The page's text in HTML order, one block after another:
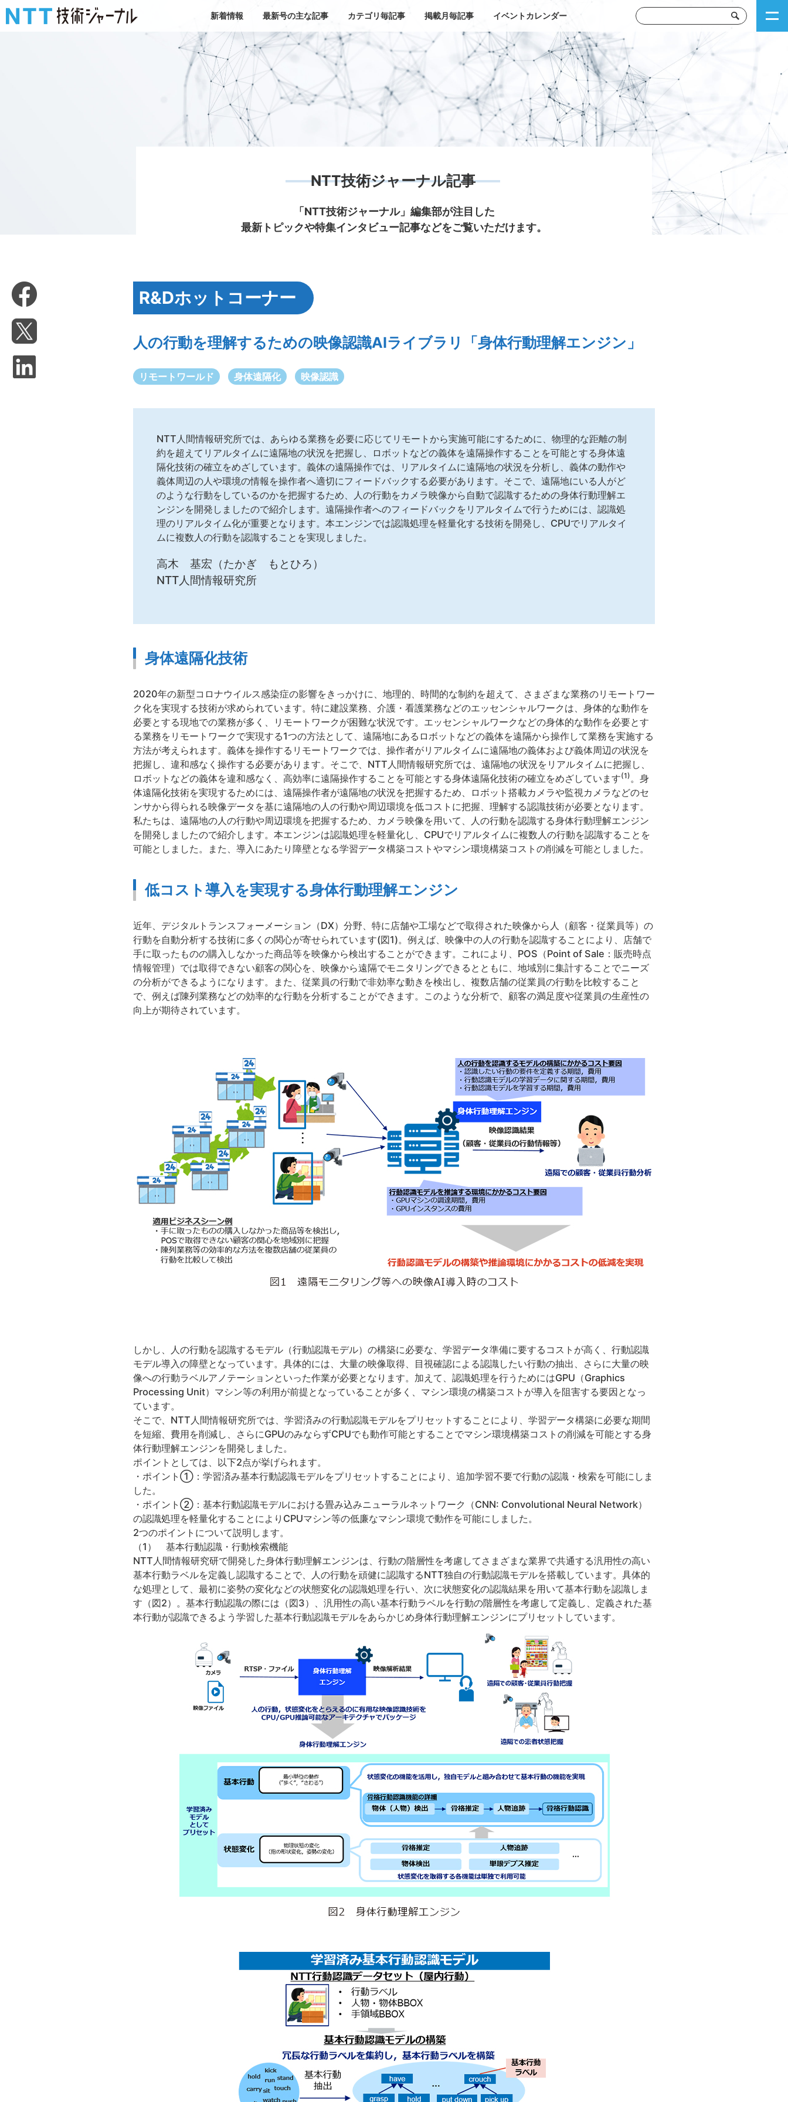
新着情報 最新号の主な記事 カテゴリ毎記事 掲載月毎記事 イベントカレンダー
NTT技術ジャーナル記事
「NTT技術ジャーナル」編集部が注目した
最新トピックや特集インタビュー記事などをご覧いただけます。
R&Dホットコーナー
人の行動を理解するための映像認識AIライブラリ「身体行動理解エンジン」
リモートワールド 身体遠隔化 映像認識
NTT人間情報研究所では、あらゆる業務を必要に応じてリモートから実施可能にするために、物理的な距離の制
約を超えてリアルタイムに遠隔地の状況を把握し、ロボットなどの義体を遠隔操作することを可能とする身体遠
隔化技術の確立をめざしています。義体の遠隔操作では、リアルタイムに遠隔地の状況を分析し、義体の動作や
義体周辺の人や環境の情報を操作者へ適切にフィードバックする必要があります。そこで、遠隔地にいる人がど
のような行動をしているのかを把握するため、人の行動をカメラ映像から自動で認識するための身体行動理解エ
ンジンを開発しましたので紹介します。遠隔操作者へのフィードバックをリアルタイムで行うためには、認識処
理のリアルタイム化が重要となります。本エンジンでは認識処理を軽量化する技術を開発し、CPUでリアルタイ
ムに複数人の行動を認識することを実現しました。
高木 基宏（たかぎ もとひろ）
NTT人間情報研究所
身体遠隔化技術
2020年の新型コロナウイルス感染症の影響をきっかけに、地理的、時間的な制約を超えて、さまざまな業務のリモートワー
ク化を実現する技術が求められています。特に建設業務、介護・看護業務などのエッセンシャルワークは、身体的な動作を
必要とする現地での業務が多く、リモートワークが困難な状況です。エッセンシャルワークなどの身体的な動作を必要とす
る業務をリモートワークで実現する1つの方法として、遠隔地にあるロボットなどの義体を遠隔から操作して業務を実施する
方法が考えられます。義体を操作するリモートワークでは、操作者がリアルタイムに遠隔地の義体および義体周辺の状況を
把握し、違和感なく操作する必要があります。そこで、NTT人間情報研究所では、遠隔地の状況をリアルタイムに把握し、
ロボットなどの義体を違和感なく、高効率に遠隔操作することを可能とする身体遠隔化技術の確立をめざしています(1)。身
体遠隔化技術を実現するためには、遠隔操作者が遠隔地の状況を把握するため、ロボット搭載カメラや監視カメラなどのセ
ンサから得られる映像データを基に遠隔地の人の行動や周辺環境を低コストに把握、理解する認識技術が必要となります。
私たちは、遠隔地の人の行動や周辺環境を把握するため、カメラ映像を用いて、人の行動を認識する身体行動理解エンジン
を開発しましたので紹介します。本エンジンは認識処理を軽量化し、CPUでリアルタイムに複数人の行動を認識することを
可能としました。また、導入にあたり障壁となる学習データ構築コストやマシン環境構築コストの削減を可能としました。
低コスト導入を実現する身体行動理解エンジン
近年、デジタルトランスフォーメーション（DX）分野、特に店舗や工場などで取得された映像から人（顧客・従業員等）の
行動を自動分析する技術に多くの関心が寄せられています(図1)。例えば、映像中の人の行動を認識することにより、店舗で
手に取ったものの購入しなかった商品等を映像から検出することができます。これにより、POS（Point of Sale：販売時点
情報管理）では取得できない顧客の関心を、映像から遠隔でモニタリングできるとともに、地域別に集計することでニーズ
の分析ができるようになります。また、従業員の行動で非効率な動きを検出し、複数店舗の従業員の行動を比較すること
で、例えば陳列業務などの効率的な行動を分析することができます。このような分析で、顧客の満足度や従業員の生産性の
向上が期待されています。
しかし、人の行動を認識するモデル（行動認識モデル）の構築に必要な、学習データ準備に要するコストが高く、行動認識
モデル導入の障壁となっています。具体的には、大量の映像取得、目視確認による認識したい行動の抽出、さらに大量の映
像への行動ラベルアノテーションといった作業が必要となります。加えて、認識処理を行うためにはGPU（Graphics
Processing Unit）マシン等の利用が前提となっていることが多く、マシン環境の構築コストが導入を阻害する要因となっ
ています。
そこで、NTT人間情報研究所では、学習済みの行動認識モデルをプリセットすることにより、学習データ構築に必要な期間
を短縮、費用を削減し、さらにGPUのみならずCPUでも動作可能とすることでマシン環境構築コストの削減を可能とする身
体行動理解エンジンを開発しました。
ポイントとしては、以下2点が挙げられます。
・ポイント①：学習済み基本行動認識モデルをプリセットすることにより、追加学習不要で行動の認識・検索を可能にしま
した。
・ポイント②：基本行動認識モデルにおける畳み込みニューラルネットワーク（CNN: Convolutional Neural Network）
の認識処理を軽量化することによりCPUマシン等の低廉なマシン環境で動作を可能にしました。
2つのポイントについて説明します。
（1） 基本行動認識・行動検索機能
NTT人間情報研究研で開発した身体行動理解エンジンは、行動の階層性を考慮してさまざまな業界で共通する汎用性の高い
基本行動ラベルを定義し認識することで、人の行動を頑健に認識するNTT独自の行動認識モデルを搭載しています。具体的
な処理として、最初に姿勢の変化などの状態変化の認識処理を行い、次に状態変化の認識結果を用いて基本行動を認識しま
す（図2）。基本行動認識の際には（図3）、汎用性の高い基本行動ラベルを行動の階層性を考慮して定義し、定義された基
本行動が認識できるよう学習した基本行動認識モデルをあらかじめ身体行動理解エンジンにプリセットしています。